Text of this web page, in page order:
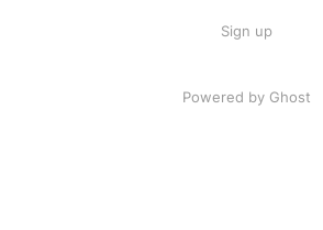
Sign up
Powered by Ghost